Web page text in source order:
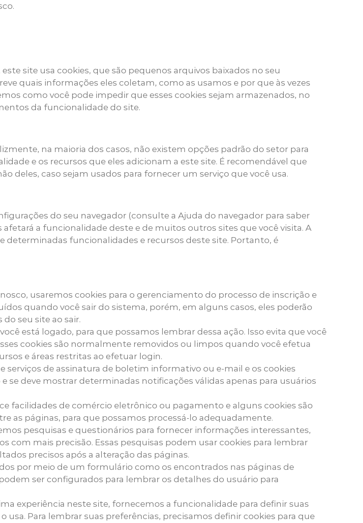
site usa cookies, que são pequenos arquivos baixados no seu
quais informações eles coletam, como as usamos e por que às vezes
como você pode impedir que esses cookies sejam armazenados, no
da funcionalidade do site.
na maioria dos casos, não existem opções padrão do setor para
e os recursos que eles adicionam a este site. É recomendável que
deles, caso sejam usados ​​para fornecer um serviço que você usa.
do seu navegador (consulte a Ajuda do navegador para saber
a funcionalidade deste e de muitos outros sites que você visita. A
determinadas funcionalidades e recursos deste site. Portanto, é
usaremos cookies para o gerenciamento do processo de inscrição e
quando você sair do sistema, porém, em alguns casos, eles poderão
seu site ao sair.
está logado, para que possamos lembrar dessa ação. Isso evita que você
cookies são normalmente removidos ou limpos quando você efetua
e áreas restritas ao efetuar login.
serviços de assinatura de boletim informativo ou e-mail e os cookies
se deve mostrar determinadas notificações válidas apenas para usuários
facilidades de comércio eletrônico ou pagamento e alguns cookies são
as páginas, para que possamos processá-lo adequadamente.
pesquisas e questionários para fornecer informações interessantes,
com mais precisão. Essas pesquisas podem usar cookies para lembrar
precisos após a alteração das páginas.
por meio de um formulário como os encontrados nas páginas de
ser configurados para lembrar os detalhes do usuário para
experiência neste site, fornecemos a funcionalidade para definir suas
usa. Para lembrar suas preferências, precisamos definir cookies para que